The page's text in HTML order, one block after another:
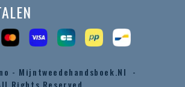
- Mijntweedehandsboek.nl -
Rights Reserved